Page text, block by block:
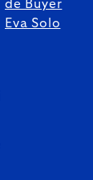
de Buyer
Eva Solo